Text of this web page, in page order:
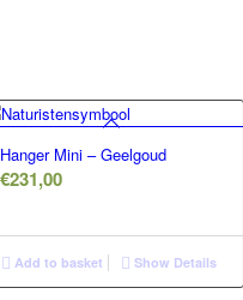
Hanger Mini – Geelgoud
€231,00
Add to basket Show Details